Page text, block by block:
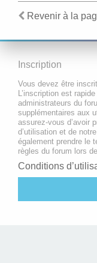
Revenir à la
Inscription
Vous devez être
L’inscription est
administrateurs du
supplémentaires aux
assurez-vous d’avoir
d’utilisation et de
également prendre le
règles du forum lors
Conditions